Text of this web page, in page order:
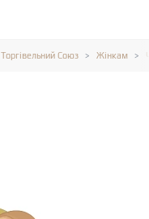
Торгівельний Союз Жінкам